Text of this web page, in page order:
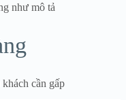
như mô tả
cần gấp